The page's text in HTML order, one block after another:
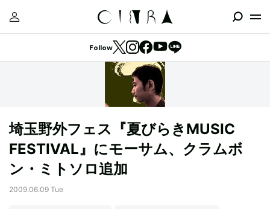
Follow
埼玉野外フェス『夏びらきMUSIC
FESTIVAL』にモーサム、クラムボ
ン・ミトソロ追加
2009.06.09 Tue